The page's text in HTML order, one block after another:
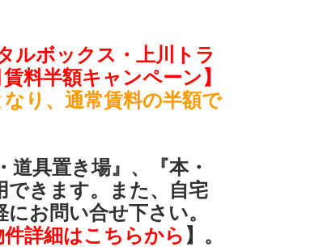
ルボックス・上川トラ
賃料半額キャンペーン】
り、通常賃料の半額で
道具置き場』、『本・
できます。また、自宅
お問い合せ下さい。
件詳細はこちらから 】。